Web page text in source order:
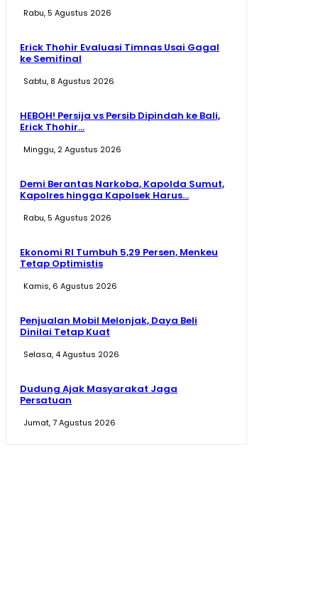
Rabu, 5 Agustus 2026
Erick Thohir Evaluasi Timnas Usai Gagal
ke Semifinal
Sabtu, 8 Agustus 2026
HEBOH! Persija vs Persib Dipindah ke Bali,
Erick Thohir...
Minggu, 2 Agustus 2026
Demi Berantas Narkoba, Kapolda Sumut,
Kapolres hingga Kapolsek Harus...
Rabu, 5 Agustus 2026
Ekonomi RI Tumbuh 5,29 Persen, Menkeu
Tetap Optimistis
Kamis, 6 Agustus 2026
Penjualan Mobil Melonjak, Daya Beli
Dinilai Tetap Kuat
Selasa, 4 Agustus 2026
Dudung Ajak Masyarakat Jaga
Persatuan
Jumat, 7 Agustus 2026